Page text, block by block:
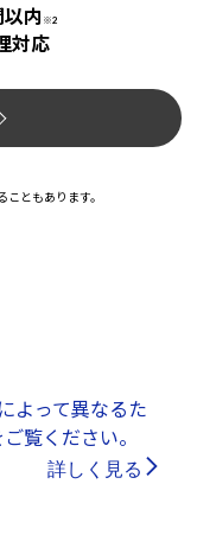
内 ※2
対応
ともあります。
よって異なるた
覧ください。
詳しく見る